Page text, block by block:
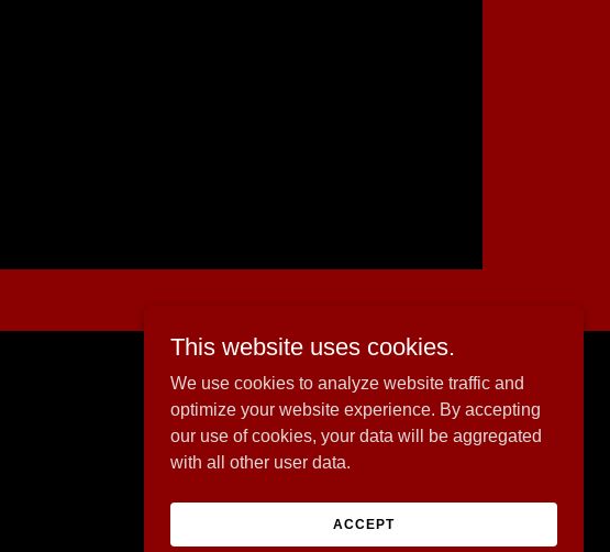
Powered by
This website uses cookies.
We use cookies to analyze website traffic and
optimize your website experience. By accepting
our use of cookies, your data will be aggregated
with all other user data.
ACCEPT